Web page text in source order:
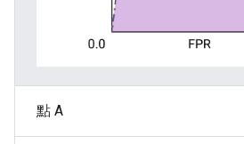
點 A